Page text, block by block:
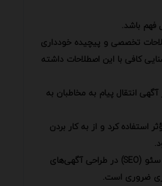
فهم باشد.
تخصصی و پیچیده خودداری
کافی با این اصطلاحات داشته
انتقال پیام به مخاطبان به
استفاده کرد و از به کار بردن
همچنین در نظر گرفتن ملاحظات سئو (SEO) در طراحی آگهی‌های
ضروری است.